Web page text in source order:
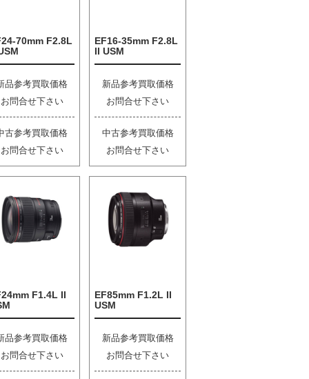
70mm F2.8L
品参考買取価格
お問合せ下さい
古参考買取価格
お問合せ下さい
EF16-35mm F2.8L
II USM
新品参考買取価格
お問合せ下さい
中古参考買取価格
お問合せ下さい
F1.4L II
品参考買取価格
お問合せ下さい
EF85mm F1.2L II
USM
新品参考買取価格
お問合せ下さい